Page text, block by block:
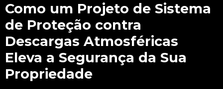
Como um Projeto de Sistema
de Proteção contra
Descargas Atmosféricas
Eleva a Segurança da Sua
Propriedade